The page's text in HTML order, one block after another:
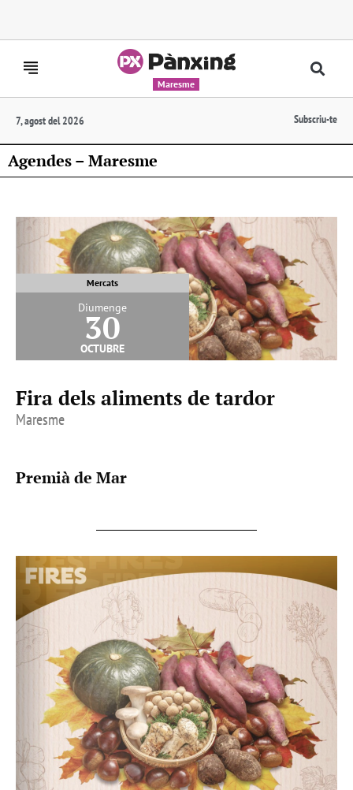
Maresme
7, agost del 2026 Subscriu-te
Agendes – Maresme
Mercats
Diumenge
30
octubre
Fira dels aliments de tardor
Maresme
Premià de Mar